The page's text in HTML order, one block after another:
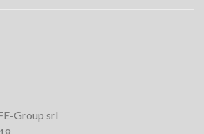
Group srl